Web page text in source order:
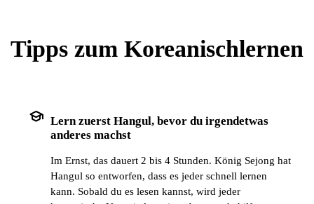
Tipps zum Koreanischlernen
school Lern zuerst Hangul, bevor du irgendetwas
anderes machst
Im Ernst, das dauert 2 bis 4 Stunden. König Sejong hat
Hangul so entworfen, dass es jeder schnell lernen
kann. Sobald du es lesen kannst, wird jeder